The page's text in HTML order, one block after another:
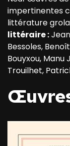
impertinentes
littérature
littéraire :
Bessoles,
Bouyxou,
Trouilhet,